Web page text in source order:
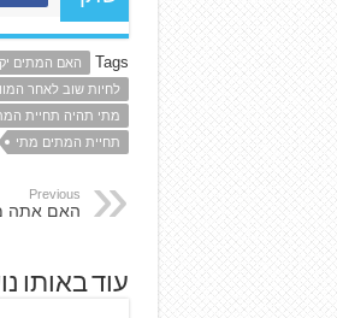
Tags האם המתים
לחיות שוב לאחר
מתי תהיה תחיית
תחיית המתים מתי
Previous
האם אתה
עוד באותו